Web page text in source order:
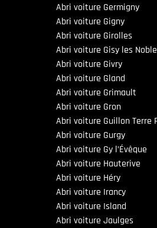
Abri voiture Germigny
Abri voiture Gigny
Abri voiture Girolles
Abri voiture Gisy les
Abri voiture Givry
Abri voiture Gland
Abri voiture Grimault
Abri voiture Gron
Abri voiture Guillon Terre
Abri voiture Gurgy
Abri voiture Gy l’Évêque
Abri voiture Hauterive
Abri voiture Héry
Abri voiture Irancy
Abri voiture Island
Abri voiture Jaulges